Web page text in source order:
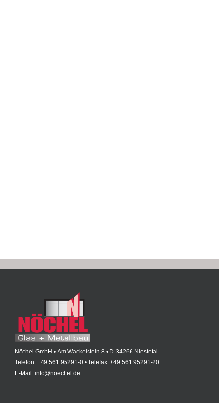
Nöchel GmbH • Am Wackelstein 8 • D-34266 Niestetal
Telefon: +49 561 95291-0 • Telefax: +49 561 95291-20
E-Mail: info@noechel.de